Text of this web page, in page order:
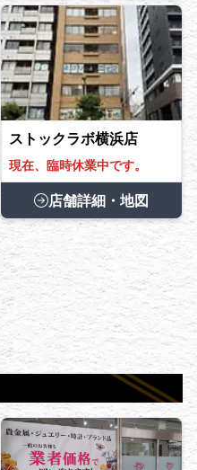
ストックラボ横浜店
現在、臨時休業中です。
店舗詳細・地図